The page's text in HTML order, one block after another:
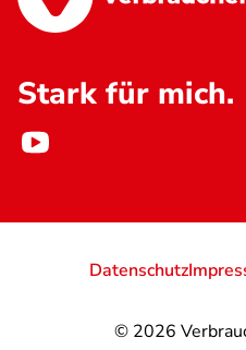
Stark für mich.
© 2026
Datenschutz